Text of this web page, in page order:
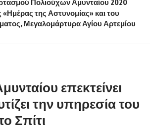
Πολιούχων Αμυνταίου 2020
της Αστυνομίας» και του
Μεγαλομάρτυρα Αγίου Αρτεμίου
επεκτείνει
την υπηρεσία του
Σπίτι